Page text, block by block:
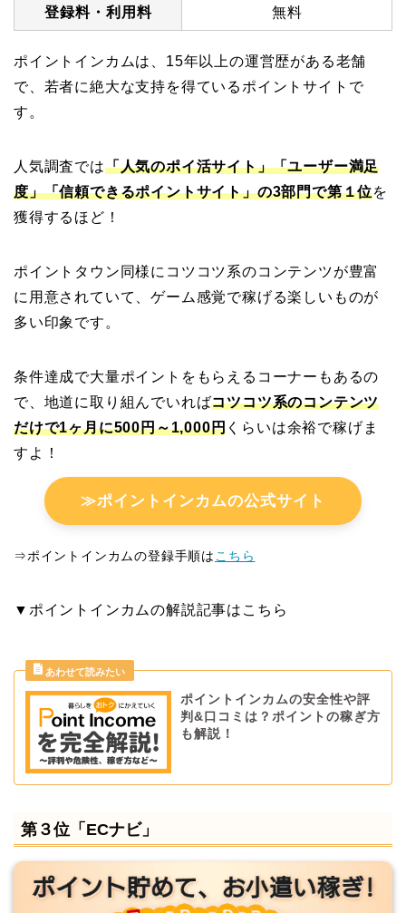
登録料・利用料 無料
ポイントインカムは、15年以上の運営歴がある老舗
で、若者に絶大な支持を得ているポイントサイトで
す。
人気調査では「人気のポイ活サイト」「ユーザー満足
度」「信頼できるポイントサイト」の3部門で第１位を
獲得するほど！
ポイントタウン同様にコツコツ系のコンテンツが豊富
に用意されていて、ゲーム感覚で稼げる楽しいものが
多い印象です。
条件達成で大量ポイントをもらえるコーナーもあるの
で、地道に取り組んでいればコツコツ系のコンテンツ
だけで1ヶ月に500円～1,000円 くらいは余裕で稼げま
すよ！
≫ポイントインカムの公式サイト
⇒ポイントインカムの登録手順はこちら
▼ポイントインカムの解説記事はこちら
ポイントインカムの安全性や評
判&口コミは？ポイントの稼ぎ方
も解説！
第３位「ECナビ」